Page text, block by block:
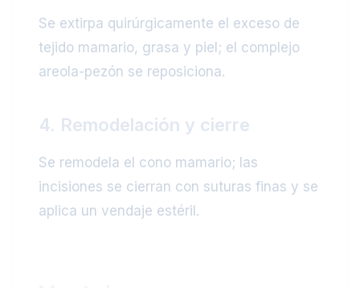
Se extirpa quirúrgicamente el exceso de
tejido mamario, grasa y piel; el complejo
areola-pezón se reposiciona.
4. Remodelación y cierre
Se remodela el cono mamario; las
incisiones se cierran con suturas finas y se
aplica un vendaje estéril.